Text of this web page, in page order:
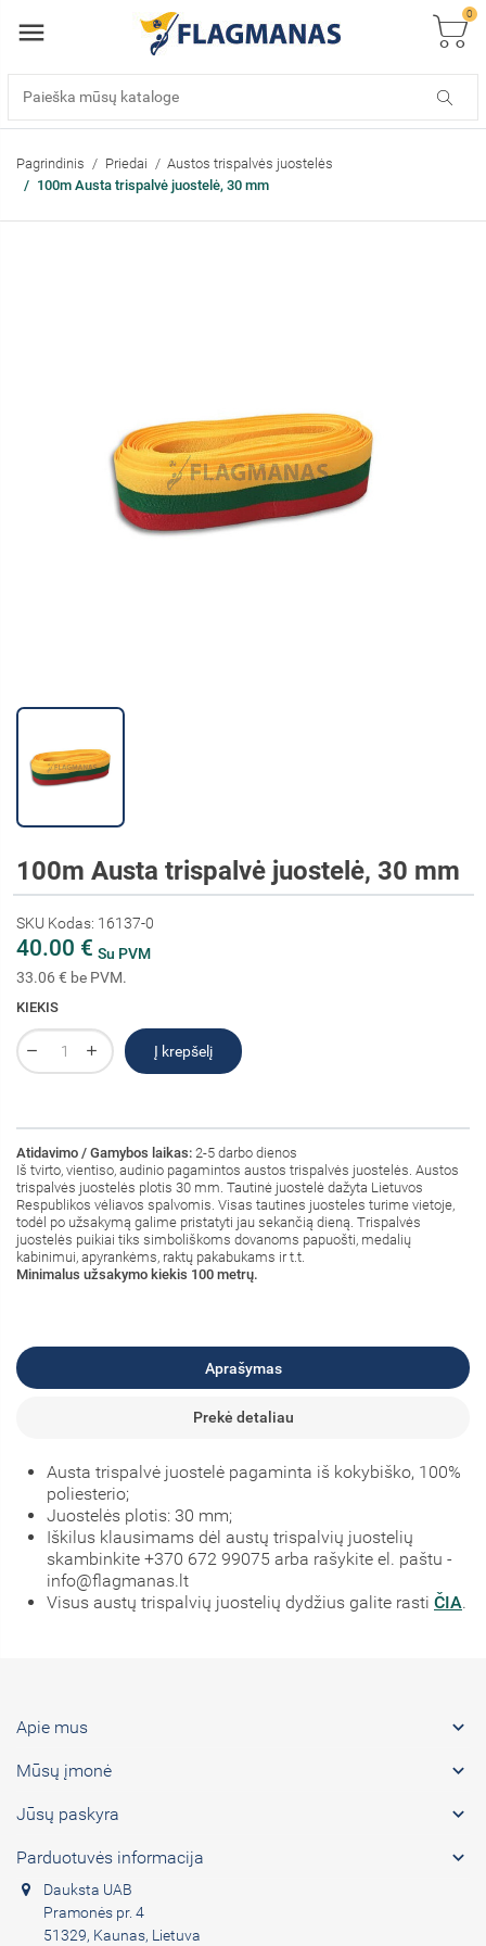
0
Pagrindinis Priedai
Austos trispalvės juostelės
100m Austa trispalvė juostelė, 30 mm
100m Austa trispalvė juostelė, 30 mm
SKU Kodas: 16137-0
40.00 € Su PVM
33.06 € be PVM.
KIEKIS
Į krepšelį
Atidavimo / Gamybos laikas: 2-5 darbo dienos
Iš tvirto, vientiso, audinio pagamintos austos trispalvės juostelės. Austos
trispalvės juostelės plotis 30 mm. Tautinė juostelė dažyta Lietuvos
Respublikos vėliavos spalvomis. Visas tautines juosteles turime vietoje,
todėl po užsakymą galime pristatyti jau sekančią dieną. Trispalvės
juostelės puikiai tiks simboliškoms dovanoms papuošti, medalių
kabinimui, apyrankėms, raktų pakabukams ir t.t.
Minimalus užsakymo kiekis 100 metrų.
Aprašymas
Prekė detaliau
Austa trispalvė juostelė pagaminta iš kokybiško, 100%
poliesterio;
Juostelės plotis: 30 mm;
Iškilus klausimams dėl austų trispalvių juostelių
skambinkite +370 672 99075 arba rašykite el. paštu -
info@flagmanas.lt
Visus austų trispalvių juostelių dydžius galite rasti ČIA.
Apie mus 
Mūsų įmonė 
Jūsų paskyra 
Parduotuvės informacija 
Dauksta UAB
Pramonės pr. 4
51329, Kaunas, Lietuva